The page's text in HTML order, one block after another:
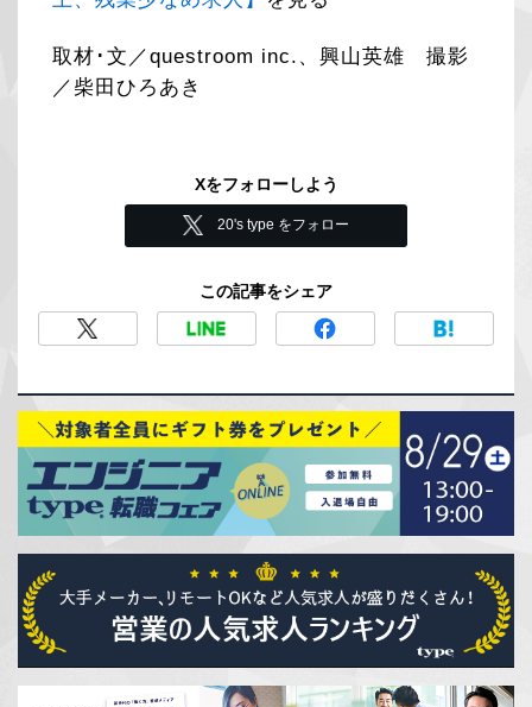
取材･文／questroom inc.、興山英雄 撮影
／柴田ひろあき
Xをフォローしよう
20's type をフォロー
この記事をシェア